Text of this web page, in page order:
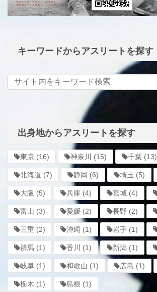
キーワードからアスリートを探す
出身地からアスリートを探す
東京 (16) 神奈川 (15) 千葉 (13)
北海道 (7) 静岡 (6) 埼玉 (5)
大阪 (5) 兵庫 (4) 宮城 (4)
富山 (3) 愛媛 (2) 長野 (2)
三重 (2) 沖縄 (1) 岩手 (1)
群馬 (1) 香川 (1) 新潟 (1)
岐阜 (1) 和歌山 (1) 広島 (1)
栃木 (1) 島根 (1)